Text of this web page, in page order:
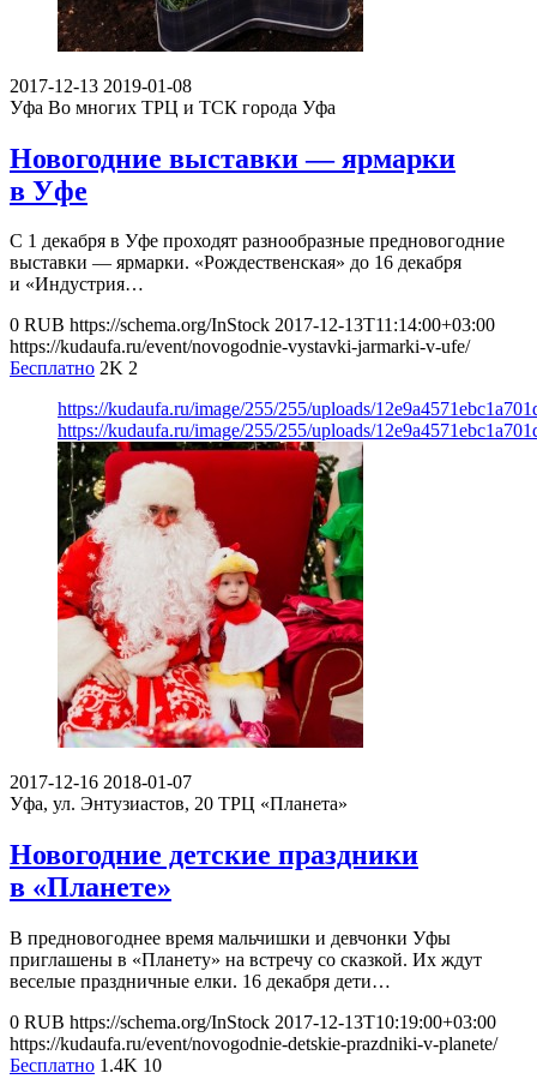
2017-12-13 2019-01-08
Уфа Во многих ТРЦ и ТСК города Уфа
Новогодние выставки — ярмарки
в Уфе
С 1 декабря в Уфе проходят разнообразные предновогодние
выставки — ярмарки. «Рождественская» до 16 декабря
и «Индустрия…
0 RUB https://schema.org/InStock 2017-12-13T11:14:00+03:00
https://kudaufa.ru/event/novogodnie-vystavki-jarmarki-v-ufe/
Бесплатно 2K 2
https://kudaufa.ru/image/255/255/uploads/
https://kudaufa.ru/image/255/255/uploads/
2017-12-16 2018-01-07
Уфа, ул. Энтузиастов, 20 ТРЦ «Планета»
Новогодние детские праздники
в «Планете»
В предновогоднее время мальчишки и девчонки Уфы
приглашены в «Планету» на встречу со сказкой. Их ждут
веселые праздничные елки. 16 декабря дети…
0 RUB https://schema.org/InStock 2017-12-13T10:19:00+03:00
https://kudaufa.ru/event/novogodnie-detskie-prazdniki-v-planete/
Бесплатно 1.4K 10